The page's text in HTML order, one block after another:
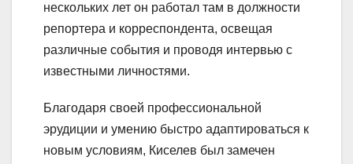
нескольких лет он работал там в должности
репортера и корреспондента, освещая
различные события и проводя интервью с
известными личностями.
Благодаря своей профессиональной
эрудиции и умению быстро адаптироваться к
новым условиям, Киселев был замечен